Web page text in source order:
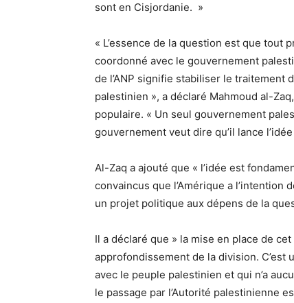
sont en Cisjordanie. »
« L’essence de la question est que tout
coordonné avec le gouvernement
de l’ANP signifie stabiliser le traitement
palestinien », a déclaré Mahmoud al-
populaire. « Un seul gouvernement
gouvernement veut dire qu’il lance
Al-Zaq a ajouté que « l’idée est
convaincus que l’Amérique a
un projet politique aux dépens de la
Il a déclaré que » la mise en place de
approfondissement de la division. C’est
avec le peuple palestinien et qui n’a
le passage par l’Autorité palestinienne